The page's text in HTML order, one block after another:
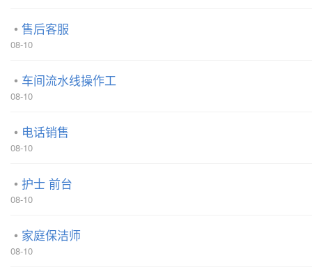
售后客服
08-10
车间流水线操作工
08-10
电话销售
08-10
护士 前台
08-10
家庭保洁师
08-10